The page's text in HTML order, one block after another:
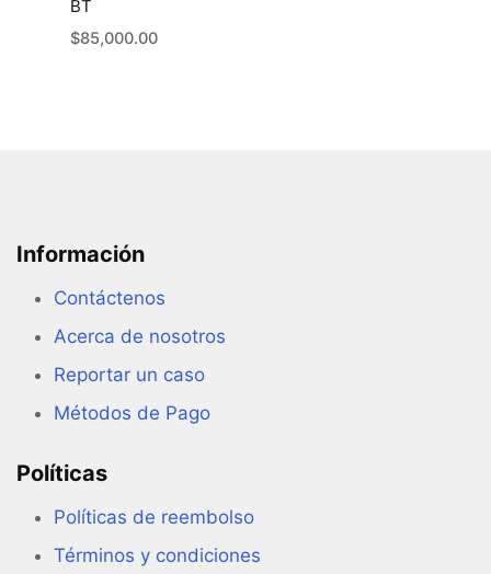
BT
$85,000.00
Información
Contáctenos
Acerca de nosotros
Reportar un caso
Métodos de Pago
Políticas
Políticas de reembolso
Términos y condiciones